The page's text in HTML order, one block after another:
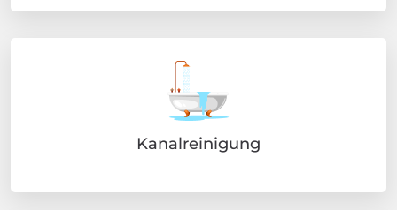
Kanalreinigung